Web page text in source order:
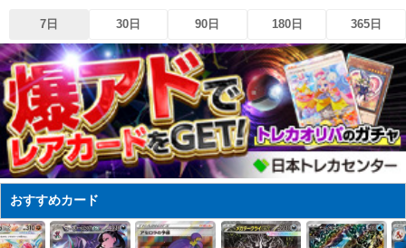
7日 30日 90日 180日 365日
おすすめカード